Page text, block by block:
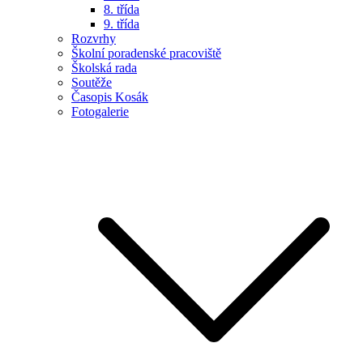
8. třída
9. třída
Rozvrhy
Školní poradenské pracoviště
Školská rada
Soutěže
Časopis Kosák
Fotogalerie